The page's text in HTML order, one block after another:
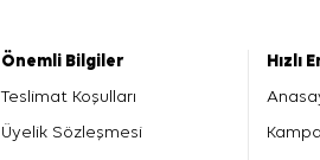
Önemli Bilgiler
Teslimat Koşulları
Üyelik Sözleşmesi
Hızlı